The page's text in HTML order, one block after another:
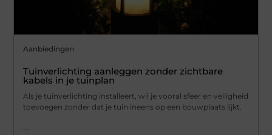
Aanbiedingen
Tuinverlichting aanleggen zonder zichtbare
kabels in je tuinplan
Als je tuinverlichting installeert, wil je vooral sfeer en veiligheid
toevoegen zonder dat je tuin ineens op een bouwplaats lijkt.